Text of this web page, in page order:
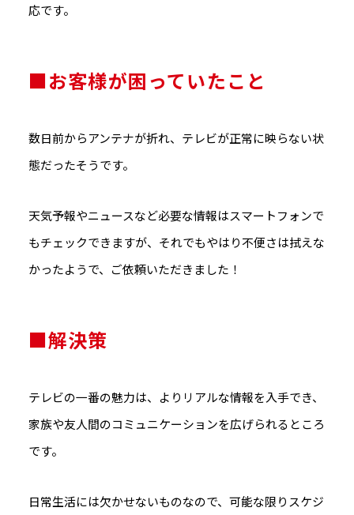
応です。
■お客様が困っていたこと
数日前からアンテナが折れ、テレビが正常に映らない状
態だったそうです。
天気予報やニュースなど必要な情報はスマートフォンで
もチェックできますが、それでもやはり不便さは拭えな
かったようで、ご依頼いただきました！
■解決策
テレビの一番の魅力は、よりリアルな情報を入手でき、
家族や友人間のコミュニケーションを広げられるところ
です。
日常生活には欠かせないものなので、可能な限りスケジ